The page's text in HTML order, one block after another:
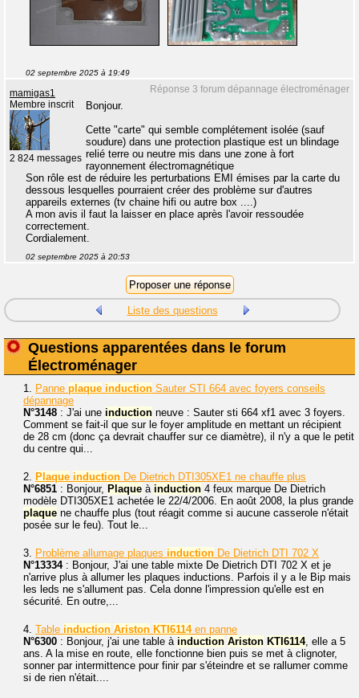
02 septembre 2025 à 19:49
Réponse 3 forum dépannage électroménager
mamigas1
Membre inscrit
2 824 messages
Bonjour.
Cette "carte" qui semble complétement isolée (sauf
soudure) dans une protection plastique est un blindage
relié terre ou neutre mis dans une zone à fort
rayonnement électromagnétique
Son rôle est de réduire les perturbations EMI émises par la carte du
dessous lesquelles pourraient créer des problème sur d'autres
appareils externes (tv chaine hifi ou autre box ....)
A mon avis il faut la laisser en place après l'avoir ressoudée
correctement.
Cordialement.
02 septembre 2025 à 20:53
Liste des questions
Questions apparentées dans le forum
Électroménager
1. Panne plaque induction Sauter STI 664 avec foyers conseils
dépannage
N°3148 : J'ai une induction neuve : Sauter sti 664 xf1 avec 3 foyers.
Comment se fait-il que sur le foyer amplitude en mettant un récipient
de 28 cm (donc ça devrait chauffer sur ce diamètre), il n'y a que le petit
du centre qui...
2. Plaque induction De Dietrich DTI305XE1 ne chauffe plus
N°6851 : Bonjour, Plaque à induction 4 feux marque De Dietrich
modèle DTI305XE1 achetée le 22/4/2006. En août 2008, la plus grande
plaque ne chauffe plus (tout réagit comme si aucune casserole n'était
posée sur le feu). Tout le...
3. Problème allumage plaques induction De Dietrich DTI 702 X
N°13334: Bonjour, J'ai une table mixte De Dietrich DTI 702 X et je
n'arrive plus à allumer les plaques inductions. Parfois il y a le Bip mais
les leds ne s'allument pas. Cela donne l'impression qu'elle est en
sécurité. En outre,...
4. Table induction Ariston KTI6114en panne
N°6300 : Bonjour, j'ai une table à induction Ariston KTI6114, elle a 5
ans. A la mise en route, elle fonctionne bien puis se met à clignoter,
sonner par intermittence pour finir par s'éteindre et se rallumer comme
si de rien n'était....